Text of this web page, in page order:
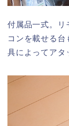
付属品一式。リ
コンを載せる台
具によってアタ